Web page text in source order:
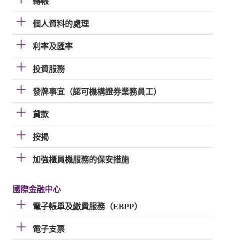
個人資料的處理
利率及匯率
投資服務
發牌事宜（認可機構證券業務員工）
貸款
按揭
加強櫃員機服務的保安措施
國際金融中心
電子帳單及繳費服務（EBPP）
電子支票